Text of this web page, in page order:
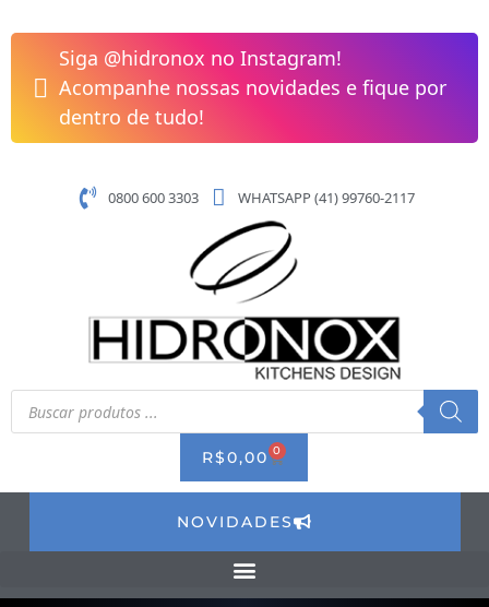
para
conteúdo
Siga @hidronox no Instagram!
Acompanhe nossas novidades e fique por
dentro de tudo!
0800 600 3303 WHATSAPP (41) 99760-2117
Pesquisar
produtos
R$0,00 0 CART
NOVIDADES